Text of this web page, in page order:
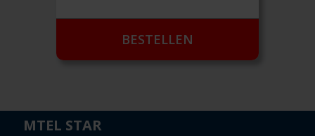
BESTELLEN
MTEL STAR